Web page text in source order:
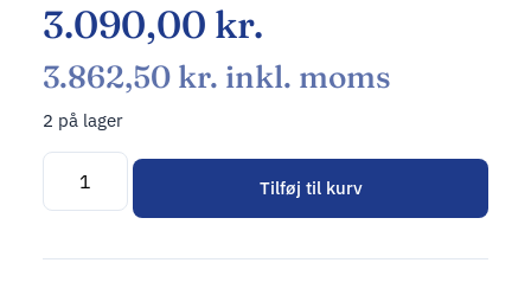
3.090,00 kr.
3.862,50 kr. inkl. moms
2 på lager
Tilføj til kurv
Alternative: